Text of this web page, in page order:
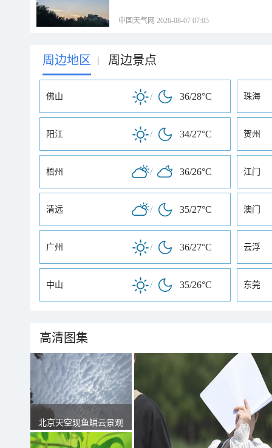
中国天气网 2026-08-07 07:05
周边地区 | 周边景点
佛山 / 36/28°C 珠海
阳江 / 34/27°C 贺州
梧州 / 36/26°C 江门
清远 / 35/27°C 澳门
广州 / 36/27°C 云浮
中山 / 35/26°C 东莞
高清图集
北京天空现鱼鳞云景观